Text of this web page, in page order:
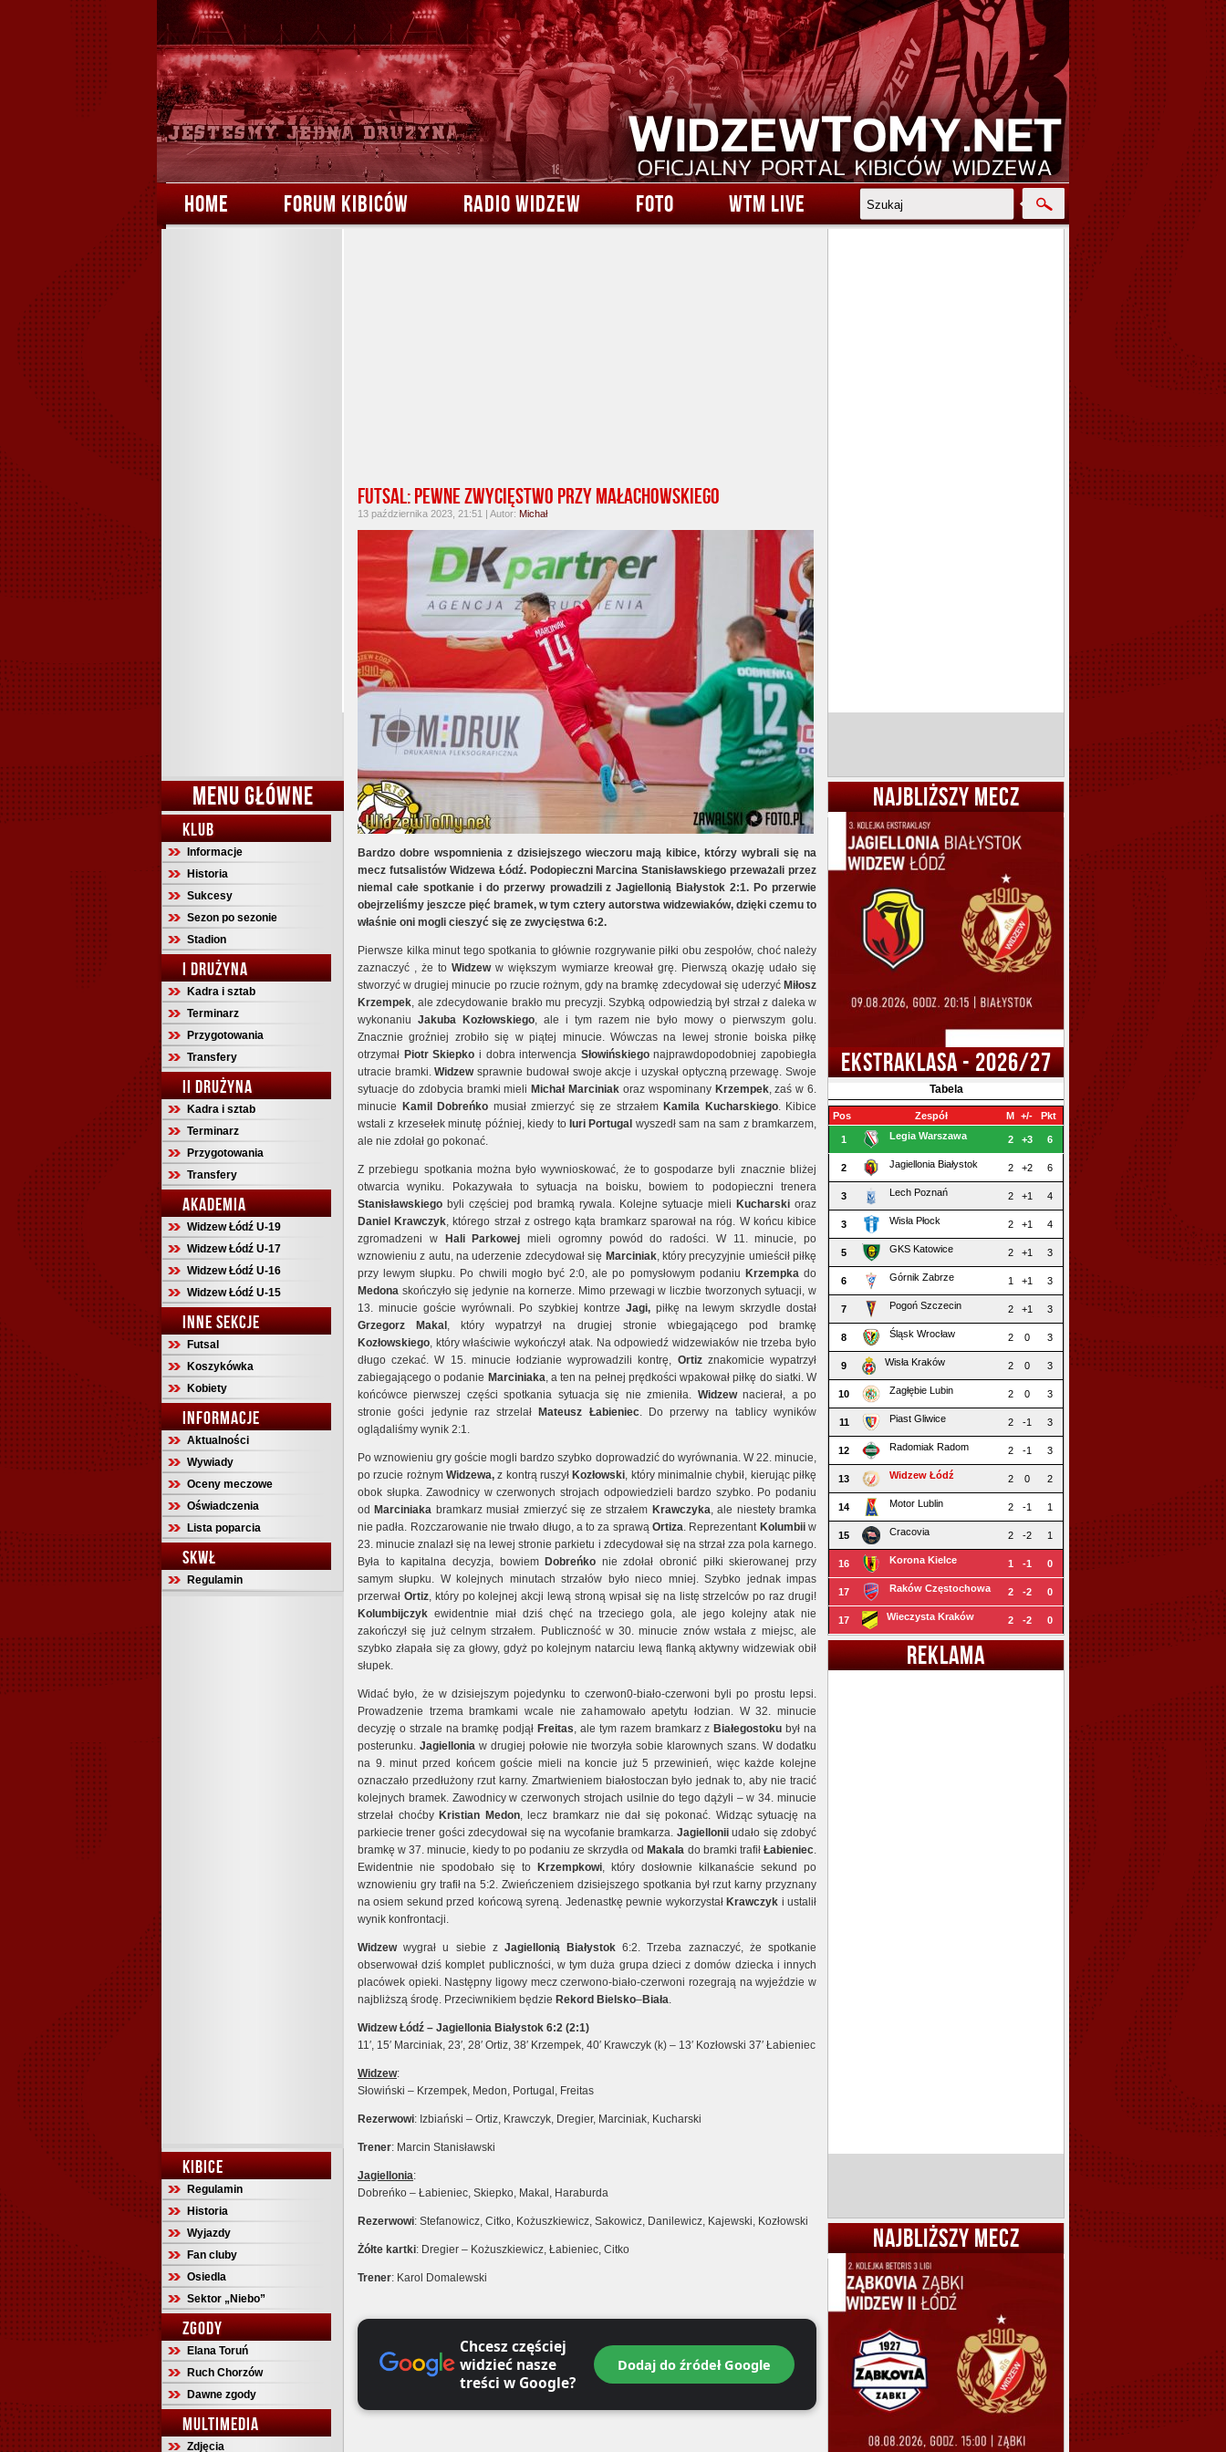
HOME FORUM KIBICÓW RADIO WIDZEW FOTO WTM LIVE
MENU GŁÓWNE
KLUB
Informacje
Historia
Sukcesy
Sezon po sezonie
Stadion
I DRUŻYNA
Kadra i sztab
Terminarz
Przygotowania
Transfery
II DRUŻYNA
Kadra i sztab
Terminarz
Przygotowania
Transfery
AKADEMIA
Widzew Łódź U-19
Widzew Łódź U-17
Widzew Łódź U-16
Widzew Łódź U-15
INNE SEKCJE
Futsal
Koszykówka
Kobiety
INFORMACJE
Aktualności
Wywiady
Oceny meczowe
Oświadczenia
Lista poparcia
SKWŁ
Regulamin
KIBICE
Regulamin
Historia
Wyjazdy
Fan cluby
Osiedla
Sektor „Niebo”
ZGODY
Elana Toruń
Ruch Chorzów
Dawne zgody
MULTIMEDIA
Zdjęcia
Futsal: Pewne zwycięstwo przy Małachowskiego
13 października 2023, 21:51 | Autor: Michał
Bardzo dobre wspomnienia z dzisiejszego wieczoru mają kibice, którzy wybrali się na
mecz futsalistów Widzewa Łódź. Podopieczni Marcina Stanisławskiego przeważali przez
niemal całe spotkanie i do przerwy prowadzili z Jagiellonią Białystok 2:1. Po przerwie
obejrzeliśmy jeszcze pięć bramek, w tym cztery autorstwa widzewiaków, dzięki czemu to
właśnie oni mogli cieszyć się ze zwycięstwa 6:2.
Pierwsze kilka minut tego spotkania to głównie rozgrywanie piłki obu zespołów, choć należy
zaznaczyć , że toWidzeww większym wymiarze kreował grę. Pierwszą okazję udało się
stworzyć w drugiej minucie po rzucie rożnym, gdy na bramkę zdecydował się uderzyć Miłosz
Krzempek, ale zdecydowanie brakło mu precyzji. Szybką odpowiedzią był strzał z daleka w
wykonaniu Jakuba Kozłowskiego, ale i tym razem nie było mowy o pierwszym golu.
Znacznie groźniej zrobiło się w piątej minucie. Wówczas na lewej stronie boiska piłkę
otrzymał Piotr Skiepko i dobra interwencja Słowińskiegonajprawdopodobniej zapobiegła
utracie bramki.Widzewsprawnie budował swoje akcje i uzyskał optyczną przewagę. Swoje
sytuacje do zdobycia bramki mieli Michał Marciniak oraz wspominany Krzempek, zaś w 6.
minucie
Kamil Dobreńko musiał zmierzyć się ze strzałem Kamila Kucharskiego. Kibice
wstali z krzesełek minutę później, kiedy to Iuri Portugal wyszedł sam na sam z bramkarzem,
ale nie zdołał go pokonać.
Z przebiegu spotkania można było wywnioskować, że to gospodarze byli znacznie bliżej
otwarcia wyniku. Pokazywała to sytuacja na boisku, bowiem to podopieczni trenera
Stanisławskiego byli częściej pod bramką rywala. Kolejne sytuacje mieli Kucharski oraz
Daniel
Krawczyk, którego strzał z ostrego kąta bramkarz sparował na róg. W końcu kibice
zgromadzeni w
Hali Parkowej mieli ogromny powód do radości. W 11. minucie, po
wznowieniu z autu, na uderzenie zdecydował się Marciniak, który precyzyjnie umieścił piłkę
przy lewym słupku. Po chwili mogło być 2:0, ale po pomysłowym podaniu Krzempkado
Medona skończyło się jedynie na kornerze. Mimo przewagi w liczbie tworzonych sytuacji, w
13. minucie goście wyrównali. Po szybkiej kontrze Jagi,piłkę na lewym skrzydle dostał
Grzegorz
Makal , który wypatrzył na drugiej stronie wbiegającego pod bramkę
Kozłowskiego, który właściwie wykończył atak. Na odpowiedź widzewiaków nie trzeba było
długo czekać. W 15. minucie łodzianie wyprowadzili kontrę, Ortizznakomicie wypatrzył
zabiegającego o podanie Marciniaka, a ten na pełnej prędkości wpakował piłkę do siatki. W
końcówce pierwszej części spotkania sytuacja się nie zmieniła. Widzewnacierał, a po
stronie gości jedynie raz strzelał
Mateusz Łabieniec. Do przerwy na tablicy wyników
oglądaliśmy wynik 2:1.
Po wznowieniu gry goście mogli bardzo szybko doprowadzić do wyrównania. W 22. minucie,
po rzucie rożnym Widzewa,z kontrą ruszył Kozłowski, który minimalnie chybił, kierując piłkę
obok słupka. Zawodnicy w czerwonych strojach odpowiedzieli bardzo szybko. Po podaniu
od Marciniaka bramkarz musiał zmierzyć się ze strzałem Krawczyka, ale niestety bramka
nie padła. Rozczarowanie nie trwało długo, a to za sprawąOrtiza. Reprezentant Kolumbiiw
23. minucie znalazł się na lewej stronie parkietu i zdecydował się na strzał zza pola karnego.
Była to kapitalna decyzja, bowiem Dobreńko nie zdołał obronić piłki skierowanej przy
samym słupku. W kolejnych minutach strzałów było nieco mniej. Szybko jednak impas
przerwał Ortiz, który po kolejnej akcji lewą stroną wpisał się na listę strzelców po raz drugi!
Kolumbijczyk ewidentnie miał dziś chęć na trzeciego gola, ale jego kolejny atak nie
zakończył się już celnym strzałem. Publiczność w 30. minucie znów wstała z miejsc, ale
szybko złapała się za głowy, gdyż po kolejnym natarciu lewą flanką aktywny widzewiak obił
słupek.
Widać było, że w dzisiejszym pojedynku to czerwon0-biało-czerwoni byli po prostu lepsi.
Prowadzenie trzema bramkami wcale nie zahamowało apetytu łodzian. W 32. minucie
decyzję o strzale na bramkę podjął Freitas, ale tym razem bramkarz z Białegostoku był na
posterunku. Jagiellonia w drugiej połowie nie tworzyła sobie klarownych szans. W dodatku
na 9. minut przed końcem goście mieli na koncie już 5 przewinień, więc każde kolejne
oznaczało przedłużony rzut karny. Zmartwieniem białostoczan było jednak to, aby nie tracić
kolejnych bramek. Zawodnicy w czerwonych strojach usilnie do tego dążyli – w 34. minucie
strzelał choćby Kristian Medon, lecz bramkarz nie dał się pokonać. Widząc sytuację na
parkiecie trener gości zdecydował się na wycofanie bramkarza. Jagielloniiudało się zdobyć
bramkę w 37. minucie, kiedy to po podaniu ze skrzydła od Makala do bramki trafiłŁabieniec.
Ewidentnie nie spodobało się to
Krzempkowi, który dosłownie kilkanaście sekund po
wznowieniu gry trafił na 5:2. Zwieńczeniem dzisiejszego spotkania był rzut karny przyznany
na osiem sekund przed końcową syreną. Jedenastkę pewnie wykorzystał Krawczyk i ustalił
wynik konfrontacji.
Widzewwygrał u siebie z Jagiellonią Białystok 6:2. Trzeba zaznaczyć, że spotkanie
obserwował dziś komplet publiczności, w tym duża grupa dzieci z domów dziecka i innych
placówek opieki. Następny ligowy mecz czerwono-biało-czerwoni rozegrają na wyjeździe w
najbliższą środę. Przeciwnikiem będzie Rekord Bielsko–Biała.
Widzew Łódź – Jagiellonia Białystok 6:2 (2:1)
11′, 15′ Marciniak, 23′, 28′ Ortiz, 38′ Krzempek, 40′ Krawczyk (k) – 13′ Kozłowski 37′ Łabieniec
Widzew:
Słowiński – Krzempek, Medon, Portugal, Freitas
Rezerwowi: Izbiański – Ortiz, Krawczyk, Dregier, Marciniak, Kucharski
Trener: Marcin Stanisławski
Jagiellonia:
Dobreńko – Łabieniec, Skiepko, Makal, Haraburda
Rezerwowi: Stefanowicz, Citko, Kożuszkiewicz, Sakowicz, Danilewicz, Kajewski, Kozłowski
Żółte kartki: Dregier – Kożuszkiewicz, Łabieniec, Citko
Trener: Karol Domalewski
Chcesz częściej
widzieć nasze
treści w Google?
Dodaj do źródeł Google
NAJBLIŻSZY MECZ
EKSTRAKLASA - 2026/27
Tabela
Pos Zespół M +/- Pkt
1 Legia Warszawa 2 +3 6
2 Jagiellonia Białystok 2 +2 6
3 Lech Poznań 2 +1 4
3 Wisła Płock 2 +1 4
5 GKS Katowice 2 +1 3
6 Górnik Zabrze 1 +1 3
7 Pogoń Szczecin 2 +1 3
8 Śląsk Wrocław 2 0 3
9 Wisła Kraków 2 0 3
10 Zagłębie Lubin 2 0 3
11 Piast Gliwice 2 -1 3
12 Radomiak Radom 2 -1 3
13 Widzew Łódź 2 0 2
14 Motor Lublin 2 -1 1
15 Cracovia 2 -2 1
16 Korona Kielce 1 -1 0
17 Raków Częstochowa 2 -2 0
17 Wieczysta Kraków 2 -2 0
REKLAMA
NAJBLIŻSZY MECZ